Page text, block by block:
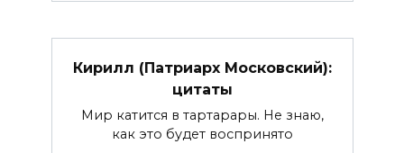
Кирилл (Патриарх Московский):
цитаты
Мир катится в тартарары. Не знаю,
как это будет воспринято